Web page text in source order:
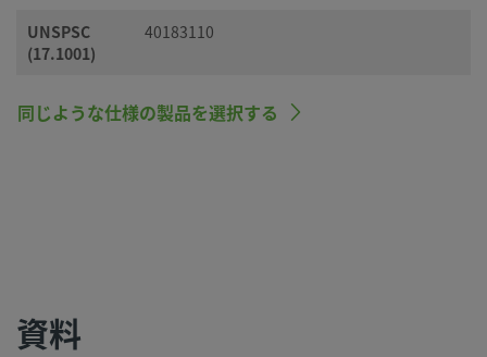
UNSPSC
(17.1001)
40183110
同じような仕様の製品を選択する
資料